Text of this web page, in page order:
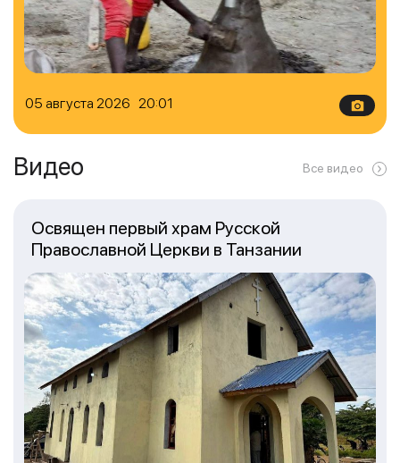
05 августа 2026 20:01
Видео Все видео
Освящен первый храм Русской
Православной Церкви в Танзании